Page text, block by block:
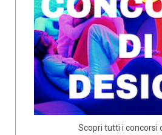
Scopri tutti i concorsi